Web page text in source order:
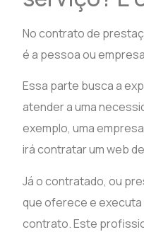
No contrato de
é a pessoa ou
Essa parte busca a
atender a uma
exemplo, uma
irá contratar um web
Já o contratado, ou
que oferece e
contrato. Este